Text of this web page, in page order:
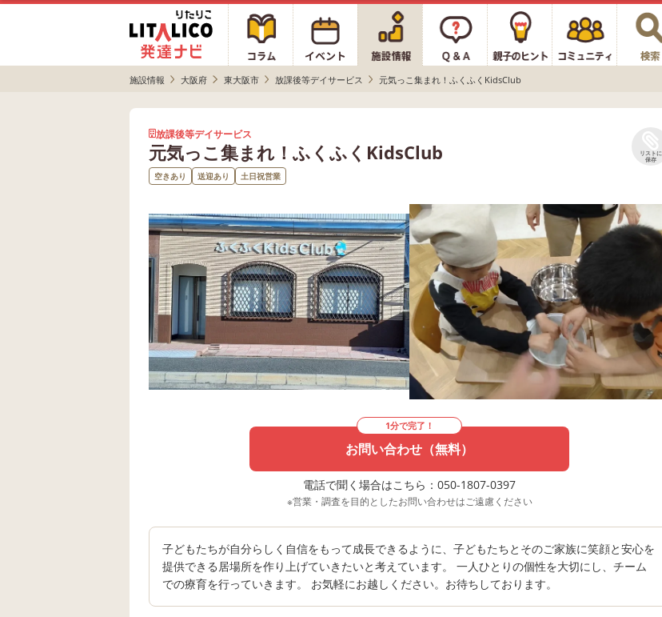
施設情報 大阪府 東大阪市 放課後等デイサービス 元気っこ集まれ！ふくふくKidsClub
放課後等デイサービス
元気っこ集まれ！ふくふくKidsClub
リストに
保存
空きあり 送迎あり 土日祝営業
1分で完了！
お問い合わせ（無料）
電話で聞く場合はこちら：050-1807-0397
※営業・調査を目的としたお問い合わせはご遠慮ください
子どもたちが自分らしく自信をもって成長できるように、子どもたちとそのご家族に笑顔と安心を
提供できる居場所を作り上げていきたいと考えています。 一人ひとりの個性を大切にし、チーム
での療育を行っていきます。 お気軽にお越しください。お待ちしております。